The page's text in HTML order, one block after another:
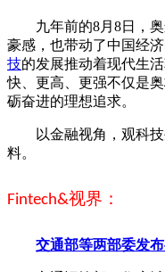
九年前的8月8日，奥
豪感，也带动了中国经
技的发展推动着现代生
快、更高、更强不仅是
砺奋进的理想追求。
以金融视角，观科技
料。
Fintech&视界：
交通部等两部委发